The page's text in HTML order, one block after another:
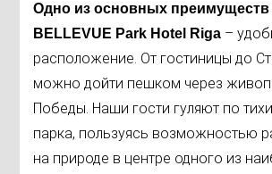
Одно из основных преимуществ
BELLEVUE Park Hotel Riga –
расположение. От гостиницы до
можно дойти пешком через
Победы. Наши гости гуляют по
парка, пользуясь возможностью
на природе в центре одного из